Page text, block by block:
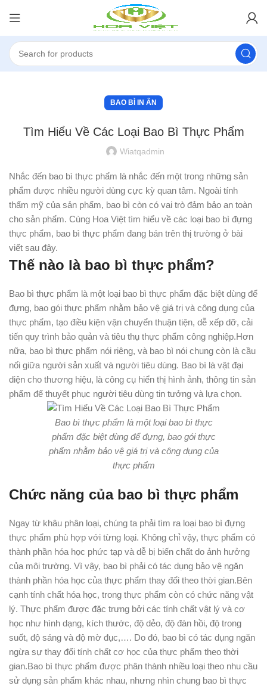
BAO BÌ IN ẤN
Tìm Hiểu Về Các Loại Bao Bì Thực Phẩm
Wiatqadmin
Nhắc đến bao bì thực phẩm là nhắc đến một trong những sản
phẩm được nhiều người dùng cực kỳ quan tâm. Ngoài tính
thẩm mỹ của sản phẩm, bao bì còn có vai trò đảm bảo an toàn
cho sản phẩm. Cùng Hoa Việt tìm hiểu về các loại bao bì đựng
thực phẩm, bao bì thực phẩm đang bán trên thị trường ở bài
viết sau đây.
Thế nào là bao bì thực phẩm?
Bao bì thực phẩm là một loại bao bì thực phẩm đặc biệt dùng để
đựng, bao gói thực phẩm nhằm bảo vệ giá trị và công dụng của
thực phẩm, tạo điều kiện vận chuyển thuận tiện, dễ xếp dỡ, cải
tiến quy trình bảo quản và tiêu thụ thực phẩm công nghiệp.Hơn
nữa, bao bì thực phẩm nói riêng, và bao bì nói chung còn là cầu
nối giữa người sản xuất và người tiêu dùng. Bao bì là vật đại
diện cho thương hiệu, là công cụ hiển thị hình ảnh, thông tin sản
phẩm để thuyết phục người tiêu dùng tin tưởng và lựa chọn.
Bao bì thực phẩm là một loại bao bì thực
phẩm đặc biệt dùng để đựng, bao gói thực
phẩm nhằm bảo vệ giá trị và công dụng của
thực phẩm
Chức năng của bao bì thực phẩm
Ngay từ khâu phân loại, chúng ta phải tìm ra loại bao bì đựng
thực phẩm phù hợp với từng loại. Không chỉ vậy, thực phẩm có
thành phần hóa học phức tạp và dễ bị biến chất do ảnh hưởng
của môi trường. Vì vậy, bao bì phải có tác dụng bảo vệ ngăn
thành phần hóa học của thực phẩm thay đổi theo thời gian.Bên
cạnh tính chất hóa học, trong thực phẩm còn có chức năng vật
lý. Thực phẩm được đặc trưng bởi các tính chất vật lý và cơ
học như hình dạng, kích thước, độ dẻo, độ đàn hồi, độ trong
suốt, độ sáng và độ mờ đục,…. Do đó, bao bì có tác dụng ngăn
ngừa sự thay đổi tính chất cơ học của thực phẩm theo thời
gian.Bao bì thực phẩm được phân thành nhiều loại theo nhu cầu
sử dụng sản phẩm khác nhau, nhưng nhìn chung bao bì thực